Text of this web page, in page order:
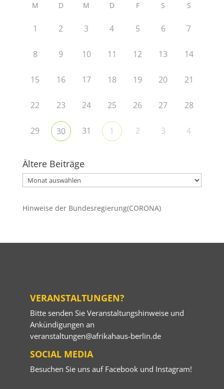
M D M D F S S
1 2 3 4 5 6 7
8 9 10 11 12 13 14
15 16 17 18 19 20 21
22 23 24 25 26 27 28
29 30 31 1 2 3 4
Ältere Beiträge
Ältere
Beiträge
Hinweise der Bundesregierung(CORONA)
VERANSTALTUNGEN?
Bitte senden Sie Veranstaltungshinweise und
Ankündigungen an
veranstaltungen@afrikahaus-berlin.de
SOCIAL MEDIA
Besuchen Sie uns auf Facebookund Instagram!